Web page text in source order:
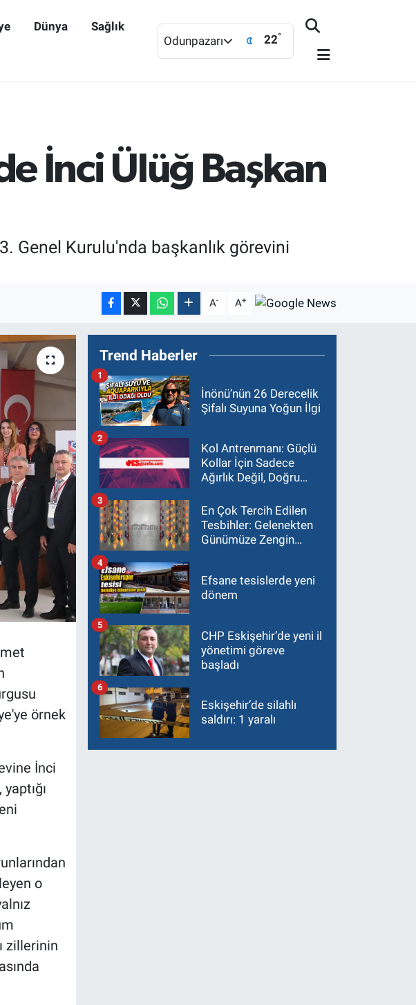
Dünya Sağlık
Odunpazarı 22°
İnci Ülüğ Başkan
Genel Kurulu'nda başkanlık görevini
A- A+
örnek
İnci
o
zillerinin
Trend Haberler
İnönü’nün 26 Derecelik
Şifalı Suyuna Yoğun İlgi
1
Kol Antrenmanı: Güçlü
Kollar İçin Sadece
Ağırlık Değil, Doğru
2
En Çok Tercih Edilen
Tesbihler: Gelenekten
Günümüze Zengin
3
Efsane tesislerde yeni
dönem
4
CHP Eskişehir’de yeni il
yönetimi göreve
başladı
5
Eskişehir’de silahlı
saldırı: 1 yaralı
6